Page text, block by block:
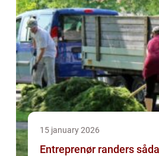
15 january 2026
Entreprenør randers sådan vælger du